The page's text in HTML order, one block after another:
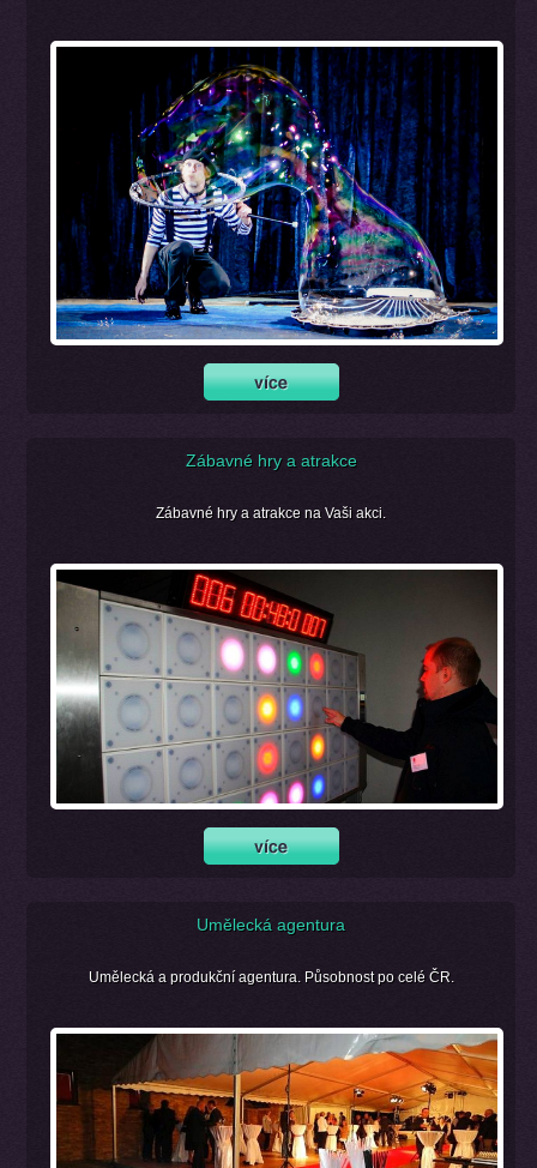
Zábavné hry a atrakce
Zábavné hry a atrakce na Vaši akci.
Umělecká agentura
Umělecká a produkční agentura. Působnost po celé ČR.